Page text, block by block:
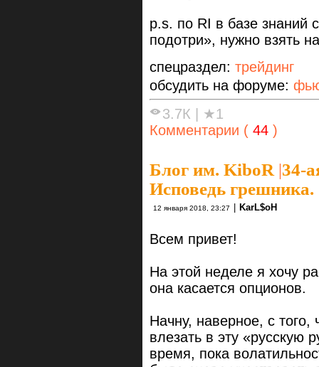
p.s. по RI в базе знаний
подотри», нужно взять
спецраздел: трейдинг
обсудить на форуме:
3.7К | ★1
Комментарии ( 44 )
Блог им. KiboR |34-
Исповедь грешника.
12 января 2018, 23:27 | KarL$oH
Всем привет!
На этой неделе я хочу
она касается опционов.
Начну, наверное, с
влезать в эту «русскую
время, пока